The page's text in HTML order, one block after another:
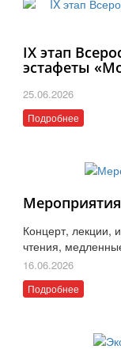
IX этап
эстафеты
25.06.2026
Подробнее
Концерт, лекции,
чтения,
16.06.2026
Подробнее